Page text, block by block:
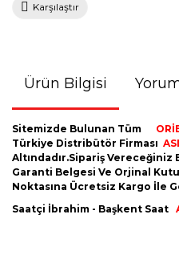
Karşılaştır
Ürün Bilgisi
Sitemizde Bulunan Tüm
Türkiye Distribütör Firması
Altındadır.Sipariş Vereceğiniz
Garanti Belgesi Ve Orjinal
Noktasına Ücretsiz Kargo İle
Saatçi İbrahim - Başkent Saat